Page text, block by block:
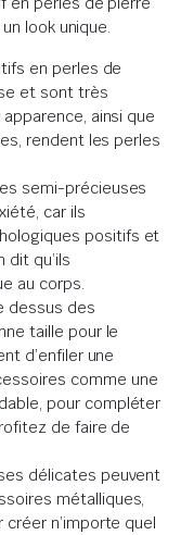
look unique.
en perles de
et sont très
apparence, ainsi que
rendent les perles
semi-précieuses
carils
positifs et
dit qu’ils
au corps.
dessus des
taille pour le
d’enfiler une
comme une
pour compléter
de faire de
délicates peuvent
métalliques,
n’importe quel